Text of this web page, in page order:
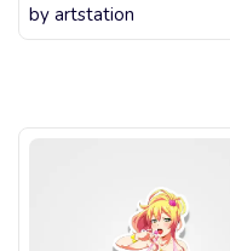
by artstation